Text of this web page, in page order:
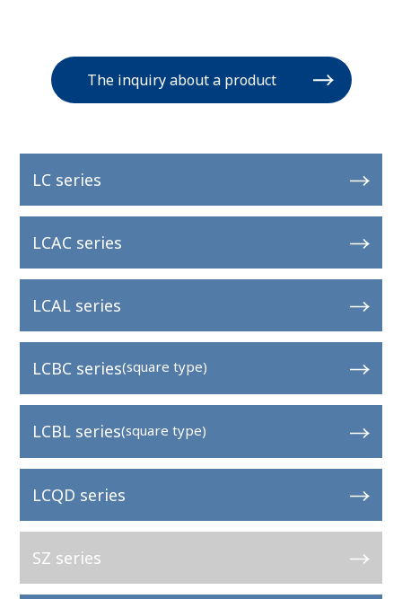
The inquiry about a product
LC series
LCAC series
LCAL series
LCBC series(square type)
LCBL series(square type)
LCQD series
SZ series